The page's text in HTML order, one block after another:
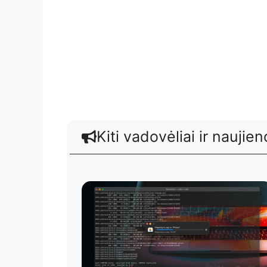
Kiti vadovėliai ir